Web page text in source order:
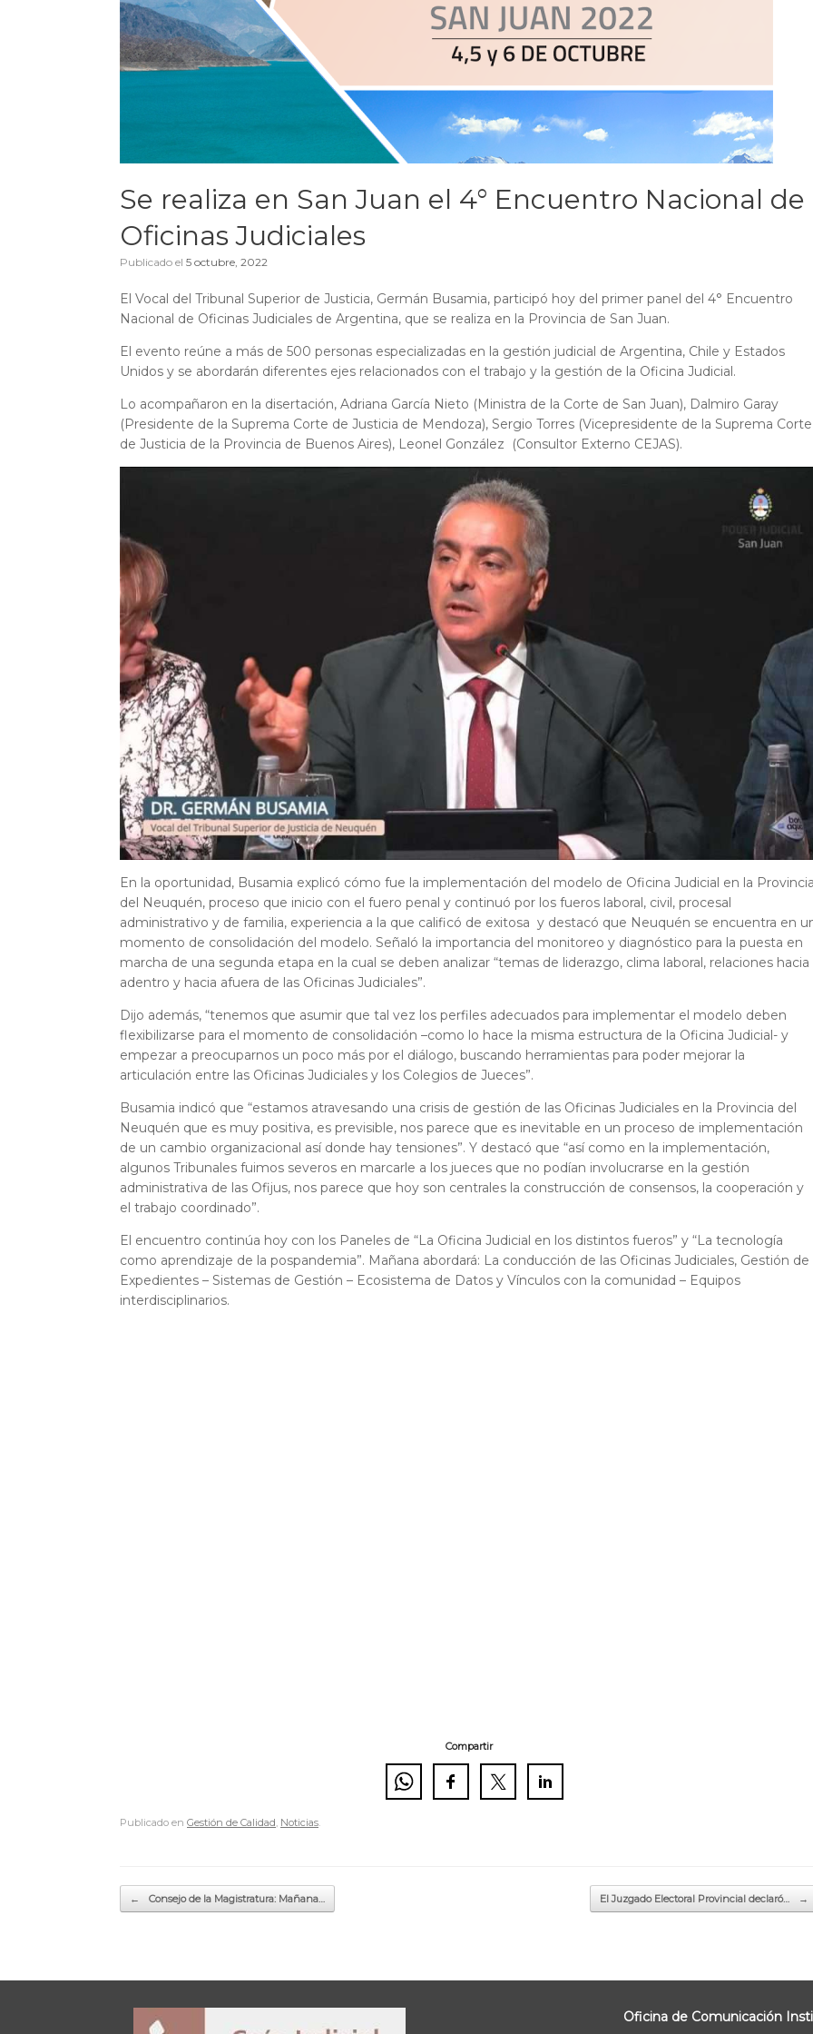
Se realiza en San Juan el 4° Encuentro Nacional de
Oficinas Judiciales
Publicado el 5 octubre, 2022
El Vocal del Tribunal Superior de Justicia, Germán Busamia, participó hoy del primer panel del 4° Encuentro
Nacional de Oficinas Judiciales de Argentina, que se realiza en la Provincia de San Juan.
El evento reúne a más de 500 personas especializadas en la gestión judicial de Argentina, Chile y Estados
Unidos y se abordarán diferentes ejes relacionados con el trabajo y la gestión de la Oficina Judicial.
Lo acompañaron en la disertación, Adriana García Nieto (Ministra de la Corte de San Juan), Dalmiro Garay
(Presidente de la Suprema Corte de Justicia de Mendoza), Sergio Torres (Vicepresidente de la Suprema Corte
de Justicia de la Provincia de Buenos Aires), Leonel González (Consultor Externo CEJAS).
En la oportunidad, Busamia explicó cómo fue la implementación del modelo de Oficina Judicial en la
del Neuquén, proceso que inicio con el fuero penal y continuó por los fueros laboral, civil, procesal
administrativo y de familia, experiencia a la que calificó de exitosa y destacó que Neuquén se encuentra en
momento de consolidación del modelo. Señaló la importancia del monitoreo y diagnóstico para la puesta en
marcha de una segunda etapa en la cual se deben analizar “temas de liderazgo, clima laboral, relaciones hacia
adentro y hacia afuera de las Oficinas Judiciales”.
Dijo además, “tenemos que asumir que tal vez los perfiles adecuados para implementar el modelo deben
flexibilizarse para el momento de consolidación –como lo hace la misma estructura de la Oficina Judicial- y
empezar a preocuparnos un poco más por el diálogo, buscando herramientas para poder mejorar la
articulación entre las Oficinas Judiciales y los Colegios de Jueces”.
Busamia indicó que “estamos atravesando una crisis de gestión de las Oficinas Judiciales en la Provincia del
Neuquén que es muy positiva, es previsible, nos parece que es inevitable en un proceso de implementación
de un cambio organizacional así donde hay tensiones”. Y destacó que “así como en la implementación,
algunos Tribunales fuimos severos en marcarle a los jueces que no podían involucrarse en la gestión
administrativa de las Ofijus, nos parece que hoy son centrales la construcción de consensos, la cooperación y
el trabajo coordinado”.
El encuentro continúa hoy con los Paneles de “La Oficina Judicial en los distintos fueros” y “La tecnología
como aprendizaje de la pospandemia”. Mañana abordará: La conducción de las Oficinas Judiciales, Gestión de
Expedientes – Sistemas de Gestión – Ecosistema de Datos y Vínculos con la comunidad – Equipos
interdisciplinarios.
Compartir
Publicado en Gestión de Calidad Noticias
Navegador de artículos
← Consejo de la Magistratura: Mañana… El Juzgado Electoral Provincial declaró… →
Oficina de Comunicación